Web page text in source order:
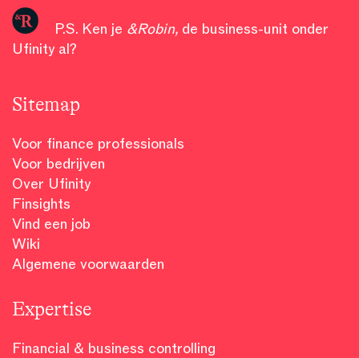
P.S. Ken je &Robin, de business-unit onder
Ufinity al?
Sitemap
Voor finance professionals
Voor bedrijven
Over Ufinity
Finsights
Vind een job
Wiki
Algemene voorwaarden
Expertise
Financial & business controlling